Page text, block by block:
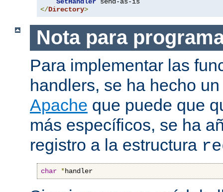
SetHandler
</Directory>
Nota para
Para implementar las
handlers, se ha hecho
Apache que puede que
más específicos, se ha
registro a la estructura
char *handler